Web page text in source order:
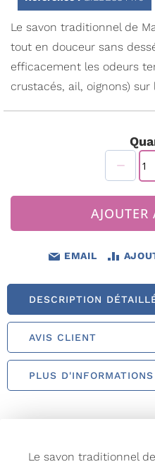
Le savon traditionnel de
tout en douceur sans
efficacement les odeurs
crustacés, ail, oignons) sur
EMAIL
DESCRIPTION
AVIS CLIENT
PLUS D'INFORMATIONS
Le savon traditionnel